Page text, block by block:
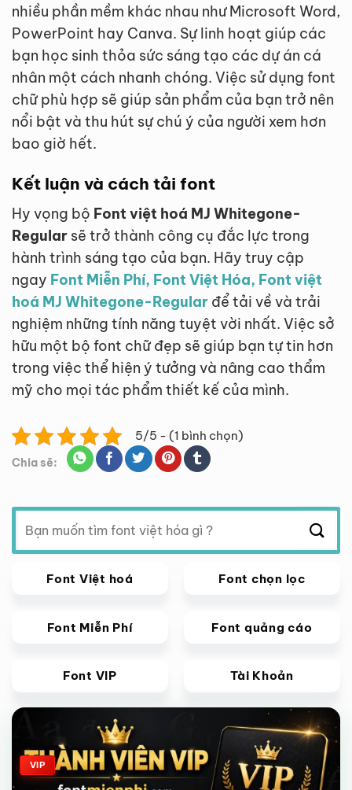
nhiều phần mềm khác nhau như Microsoft Word,
PowerPoint hay Canva. Sự linh hoạt giúp các
bạn học sinh thỏa sức sáng tạo các dự án cá
nhân một cách nhanh chóng. Việc sử dụng font
chữ phù hợp sẽ giúp sản phẩm của bạn trở nên
nổi bật và thu hút sự chú ý của người xem hơn
bao giờ hết.
Kết luận và cách tải font
Hy vọng bộ Font việt hoá MJ Whitegone-
Regular sẽ trở thành công cụ đắc lực trong
hành trình sáng tạo của bạn. Hãy truy cập
ngay Font Miễn Phí, Font Việt Hóa, Font việt
hoá MJ Whitegone-Regular để tải về và trải
nghiệm những tính năng tuyệt vời nhất. Việc sở
hữu một bộ font chữ đẹp sẽ giúp bạn tự tin hơn
trong việc thể hiện ý tưởng và nâng cao thẩm
mỹ cho mọi tác phẩm thiết kế của mình.
5/5 - (1 bình chọn)
Chia sẽ:
Tìm
kiếm:
Font Việt hoá Font chọn lọc
Font Miễn Phí Font quảng cáo
Font VIP Tài Khoản
Giảm giá!
VIP